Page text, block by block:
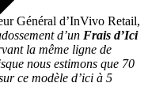
Général d’InVivo Retail,
d’un Frais d’Ici
la même ligne de
nous estimons que 70
ce modèle d’ici à 5